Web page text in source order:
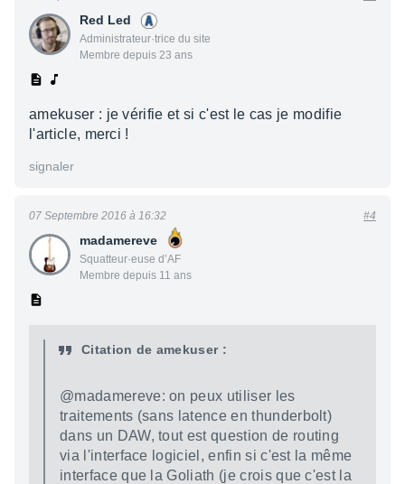
Red Led
Administrateur·trice du site
Membre depuis 23 ans
amekuser : je vérifie et si c'est le cas je modifie
l'article, merci !
signaler
madamereve
Squatteur·euse d’AF
Membre depuis 11 ans
07 Septembre 2016 à 16:32 #4
Citation de amekuser :
@madamereve: on peux utiliser les
traitements (sans latence en thunderbolt)
dans un DAW, tout est question de routing
via l'interface logiciel, enfin si c'est la même
interface que la Goliath (je crois que c'est la